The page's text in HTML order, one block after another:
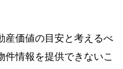
産価値の目安と考えるべ
件情報を提供できないこ